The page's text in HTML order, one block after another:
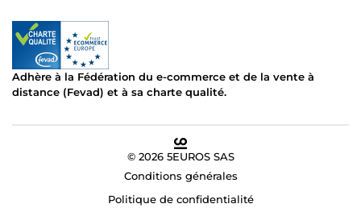
Adhère à la Fédération du e-commerce et de la vente à
distance (Fevad) et à sa charte qualité.
© 2026 5EUROS SAS
Conditions générales
Politique de confidentialité